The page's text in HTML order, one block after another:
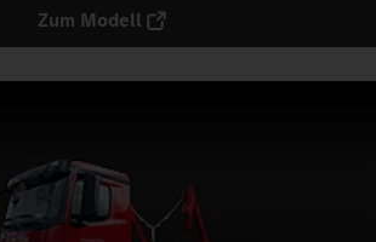
Zum Modell